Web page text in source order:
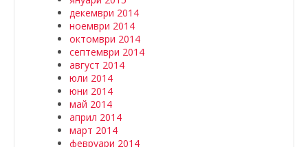
декември 2014
ноември 2014
октомври 2014
септември 2014
август 2014
юли 2014
юни 2014
май 2014
април 2014
март 2014
февруари 2014